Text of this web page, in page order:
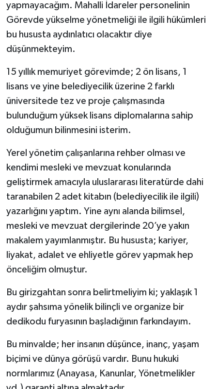
yapmayacağım. Mahalli İdareler personelinin
Görevde yükselme yönetmeliği ile ilgili hükümleri
bu hususta aydınlatıcı olacaktır diye
düşünmekteyim.
15 yıllık memuriyet görevimde; 2 ön lisans, 1
lisans ve yine belediyecilik üzerine 2 farklı
üniversitede tez ve proje çalışmasında
bulunduğum yüksek lisans diplomalarına sahip
olduğumun bilinmesini isterim.
Yerel yönetim çalışanlarına rehber olması ve
kendimi mesleki ve mevzuat konularında
geliştirmek amacıyla uluslararası literatürde dahi
taranabilen 2 adet kitabın (belediyecilik ile ilgili)
yazarlığını yaptım. Yine aynı alanda bilimsel,
mesleki ve mevzuat dergilerinde 20’ye yakın
makalem yayımlanmıştır. Bu hususta; kariyer,
liyakat, adalet ve ehliyetle görev yapmak hep
önceliğim olmuştur.
Bu girizgahtan sonra belirtmeliyim ki; yaklaşık 1
aydır şahsıma yönelik bilinçli ve organize bir
dedikodu furyasının başladığının farkındayım.
Bu minvalde; her insanın düşünce, inanç, yaşam
biçimi ve dünya görüşü vardır. Bunu hukuki
normlarımız (Anayasa, Kanunlar, Yönetmelikler